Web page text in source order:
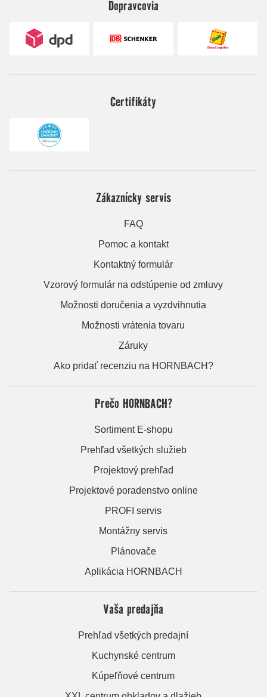
Dopravcovia
Certifikáty
Zákaznícky servis
FAQ
Pomoc a kontakt
Kontaktný formulár
Vzorový formulár na odstúpenie od zmluvy
Možnosti doručenia a vyzdvihnutia
Možnosti vrátenia tovaru
Záruky
Ako pridať recenziu na HORNBACH?
Prečo HORNBACH?
Sortiment E-shopu
Prehľad všetkých služieb
Projektový prehľad
Projektové poradenstvo online
PROFI servis
Montážny servis
Plánovače
Aplikácia HORNBACH
Vaša predajňa
Prehľad všetkých predajní
Kuchynské centrum
Kúpeľňové centrum